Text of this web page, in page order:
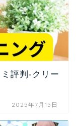
評判-クリー
2025年7月15日